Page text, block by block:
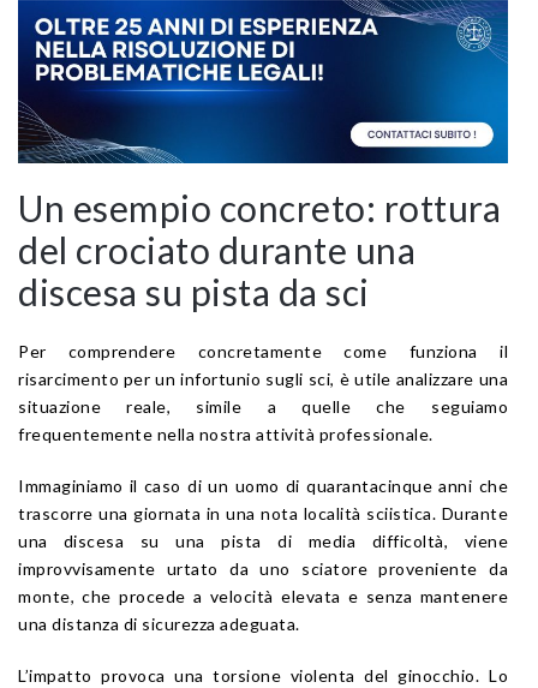
Un esempio concreto: rottura
del crociato durante una
discesa su pista da sci
Per comprendere concretamente come funziona il
risarcimento per un infortunio sugli sci, è utile analizzare una
situazione reale, simile a quelle che seguiamo
frequentemente nella nostra attività professionale.
Immaginiamo il caso di un uomo di quarantacinque anni che
trascorre una giornata in una nota località sciistica. Durante
una discesa su una pista di media difficoltà, viene
improvvisamente urtato da uno sciatore proveniente da
monte, che procede a velocità elevata e senza mantenere
una distanza di sicurezza adeguata.
L’impatto provoca una torsione violenta del ginocchio. Lo